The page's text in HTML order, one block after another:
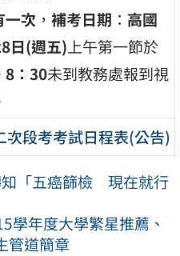
一次 ，補考日期 ： 高國
日(週五)上午第一節於
8：30未到教務處報到視
次段考考試日程表(公告)
「五癌篩檢 現在就行
學年度大學繁星推薦、
管道簡章